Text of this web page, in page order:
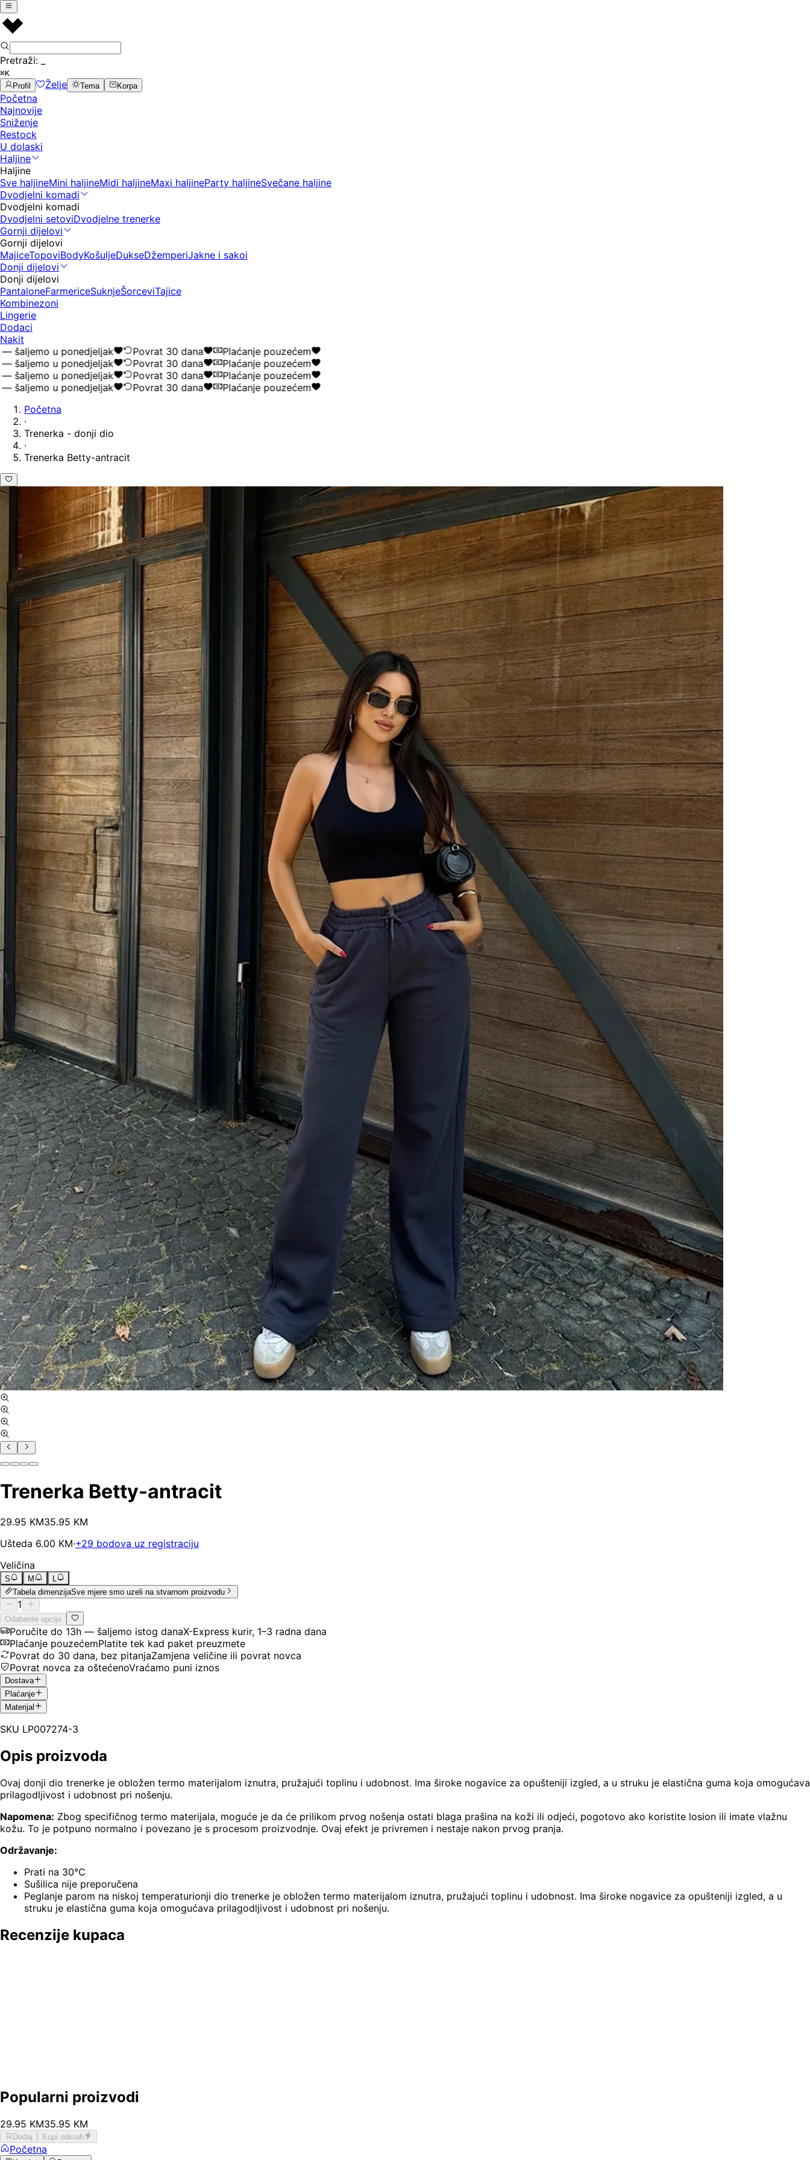
Pretraži:
⌘K
Profil
Želje Tema Korpa
Početna
Najnovije
Sniženje
Restock
U dolaski
Haljine
Haljine
Sve haljineMini haljineMidi haljineMaxi haljineParty haljineSvečane haljine
Dvodjelni komadi
Dvodjelni komadi
Dvodjelni setoviDvodjelne trenerke
Gornji dijelovi
Gornji dijelovi
MajiceTopoviBodyKošuljeDukseDžemperiJakne i sakoi
Donji dijelovi
Donji dijelovi
PantaloneFarmericeSuknjeŠorceviTajice
Kombinezoni
Lingerie
Dodaci
Nakit
u ponedjeljak
Povrat 30 dana
Plaćanje pouzećem
u ponedjeljak
Povrat 30 dana
Plaćanje pouzećem
u ponedjeljak
Povrat 30 dana
Plaćanje pouzećem
u ponedjeljak
Povrat 30 dana
Plaćanje pouzećem
Početna
·
Trenerka - donji dio
·
Trenerka Betty-antracit
Trenerka Betty-antracit
29.95 KM35.95 KM
Ušteda 6.00 KM·+29 bodova uz registraciju
Veličina
S M
L
Tabela dimenzijaSve mjere smo uzeli na stvarnom proizvodu
1
Odaberite opcije
Poručite do 13h — šaljemo istog danaX-Express kurir, 1–3 radna dana
Plaćanje pouzećemPlatite tek kad paket preuzmete
Povrat do 30 dana, bez pitanjaZamjena veličine ili povrat novca
Povrat novca za oštećenoVraćamo puni iznos
Dostava
Plaćanje
Materijal
SKU LP007274-3
Opis proizvoda
Ovaj donji dio trenerke je obložen termo materijalom iznutra, pružajući toplinu i udobnost. Ima široke nogavice za opušteniji izgled, a u struku je elastična guma koja omogućava
prilagodljivost i udobnost pri nošenju.
Napomena: Zbog specifičnog termo materijala, moguće je da će prilikom prvog nošenja ostati blaga prašina na koži ili odjeći, pogotovo ako koristite losion ili imate vlažnu
kožu. To je potpuno normalno i povezano je s procesom proizvodnje. Ovaj efekt je privremen i nestaje nakon prvog pranja.
Održavanje:
Prati na 30°C
Sušilica nije preporučena
Peglanje parom na niskoj temperaturionji dio trenerke je obložen termo materijalom iznutra, pružajući toplinu i udobnost. Ima široke nogavice za opušteniji izgled, a u
struku je elastična guma koja omogućava prilagodljivost i udobnost pri nošenju.
Recenzije kupaca
Popularni proizvodi
29.95 KM35.95 KM
Dodaj Kupi odmah
Početna